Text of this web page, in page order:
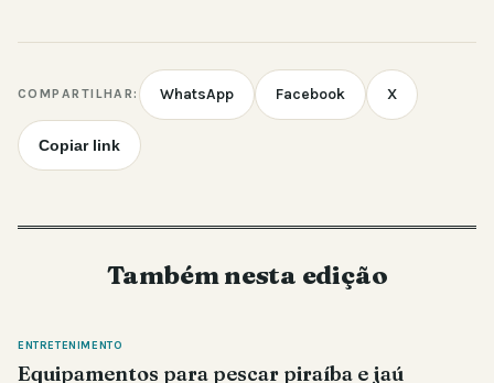
COMPARTILHAR: WhatsApp Facebook X
Copiar link
Também nesta edição
ENTRETENIMENTO
Equipamentos para pescar piraíba e jaú